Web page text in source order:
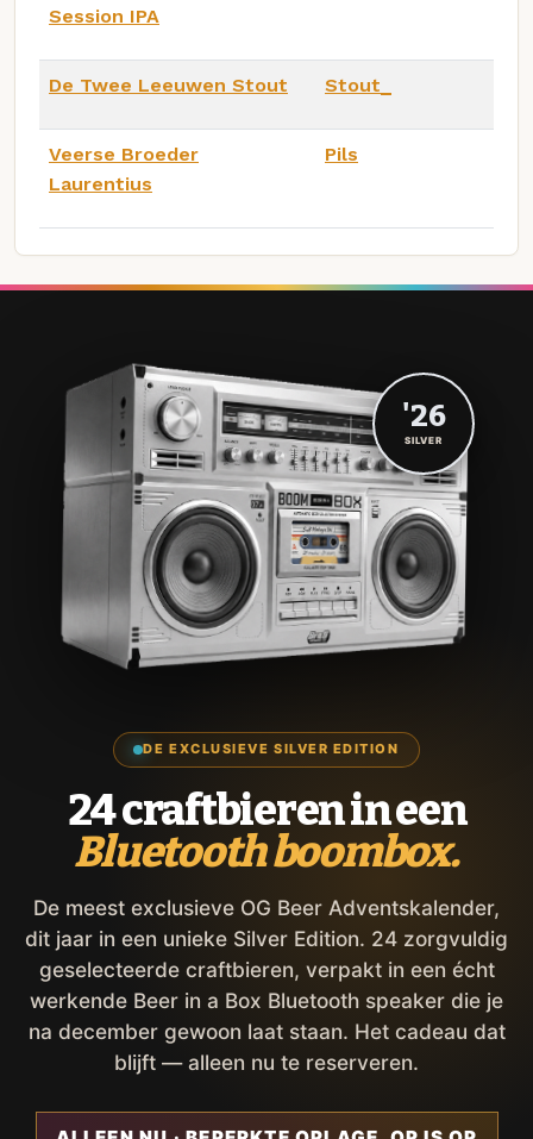
Session IPA
De Twee Leeuwen Stout Stout_
Veerse Broeder
Laurentius
Pils
DE EXCLUSIEVE SILVER EDITION
24 craftbieren in een
Bluetooth boombox.
De meest exclusieve OG Beer Adventskalender,
dit jaar in een unieke Silver Edition. 24 zorgvuldig
geselecteerde craftbieren, verpakt in een écht
werkende Beer in a Box Bluetooth speaker die je
na december gewoon laat staan. Het cadeau dat
blijft — alleen nu te reserveren.
'26
SILVER